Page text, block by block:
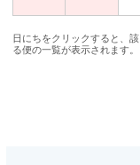
日にちをクリックすると、
る便の一覧が表示されます。